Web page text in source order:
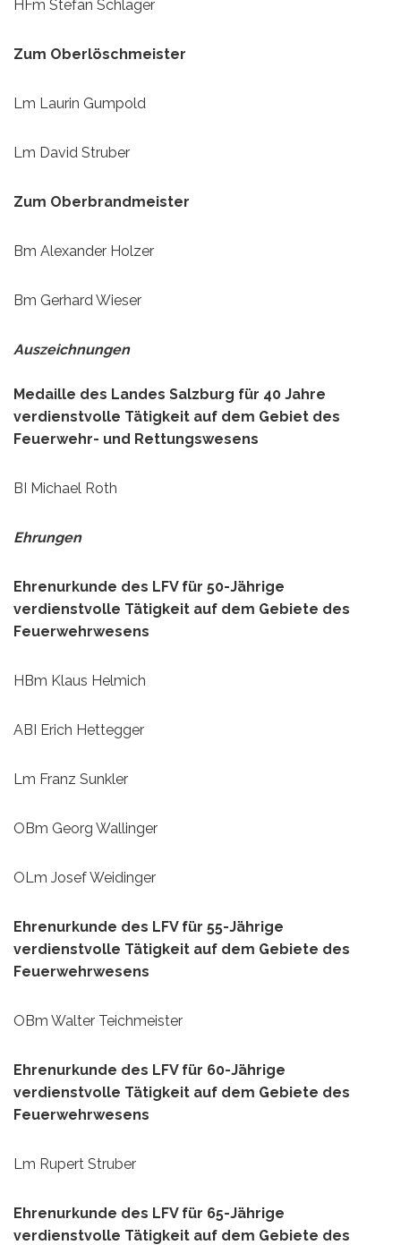
HFm Stefan Schlager
Zum Oberlöschmeister
Lm Laurin Gumpold
Lm David Struber
Zum Oberbrandmeister
Bm Alexander Holzer
Bm Gerhard Wieser
Auszeichnungen
Medaille des Landes Salzburg für 40 Jahre
verdienstvolle Tätigkeit auf dem Gebiet des
Feuerwehr- und Rettungswesens
BI Michael Roth
Ehrungen
Ehrenurkunde des LFV für 50-Jährige
verdienstvolle Tätigkeit auf dem Gebiete des
Feuerwehrwesens
HBm Klaus Helmich
ABI Erich Hettegger
Lm Franz Sunkler
OBm Georg Wallinger
OLm Josef Weidinger
Ehrenurkunde des LFV für 55-Jährige
verdienstvolle Tätigkeit auf dem Gebiete des
Feuerwehrwesens
OBm Walter Teichmeister
Ehrenurkunde des LFV für 60-Jährige
verdienstvolle Tätigkeit auf dem Gebiete des
Feuerwehrwesens
Lm Rupert Struber
Ehrenurkunde des LFV für 65-Jährige
verdienstvolle Tätigkeit auf dem Gebiete des